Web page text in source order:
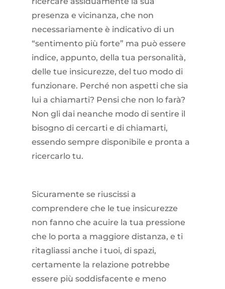
presenza e vicinanza, che non
necessariamente è indicativo di un
“sentimento più forte” ma può essere
indice, appunto, della tua personalità,
delle tue insicurezze, del tuo modo di
funzionare. Perché non aspetti che sia
lui a chiamarti? Pensi che non lo farà?
Non gli dai neanche modo di sentire il
bisogno di cercarti e di chiamarti,
essendo sempre disponibile e pronta a
ricercarlo tu.
Sicuramente se riuscissi a
comprendere che le tue insicurezze
non fanno che acuire la tua pressione
che lo porta a maggiore distanza, e ti
ritagliassi anche i tuoi, di spazi,
certamente la relazione potrebbe
essere più soddisfacente e meno